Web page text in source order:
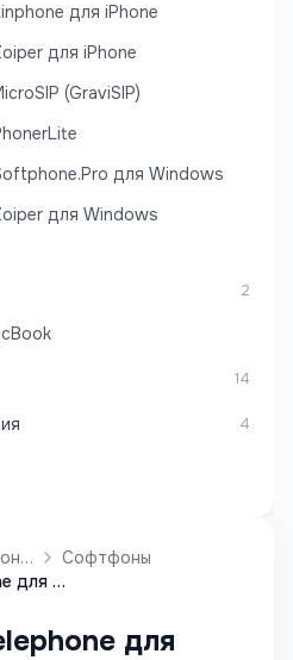
для iPhone
для iPhone
(GraviSIP)
для Windows
для Windows
2
14
4
Настройка телефонии
Софтфоны
Настройка Telephone для macOS
для